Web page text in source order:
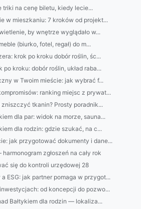
triki na cenę biletu, kiedy lecie...
w mieszkaniu: 7 kroków od projekt...
by wnętrze wyglądało w...
(biurko, fotel, regał) do m...
krok po kroku dobór roślin, śc...
kroku: dobór roślin, układ raba...
w Twoim mieście: jak wybrać f...
ranking miejsc z prywat...
tkanin? Prosty poradnik...
dla par: widok na morze, sauna...
dla rodzin: gdzie szukać, na c...
jak przygotować dokumenty i dane...
zgłoszeń na cały rok
się do kontroli urzędowej 28
ESG: jak partner pomaga w przygot...
od koncepcji do pozwo...
Bałtykiem dla rodzin — lokaliza...